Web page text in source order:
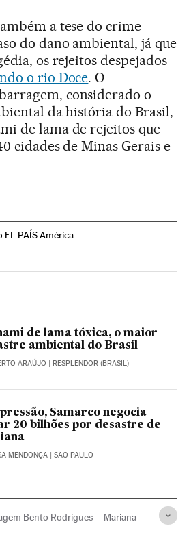
a tese do crime
do dano ambiental, já que
os rejeitos despejados
o rio Doce. O
considerado o
da história do Brasil,
de lama de rejeitos que
cidades de Minas Gerais e
EL PAÍS América
en Instagram
de lama tóxica, o maior
ambiental do Brasil
ARAÚJO | RESPLENDOR (BRASIL)
Samarco negocia
20 bilhões por desastre de
MENDONÇA | SÃO PAULO
Bento Rodrigues Mariana